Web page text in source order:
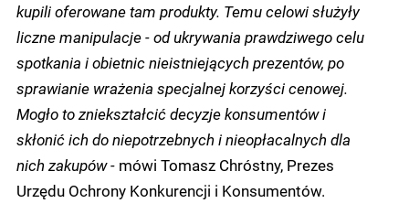
kupili oferowane tam produkty. Temu celowi służyły
liczne manipulacje - od ukrywania prawdziwego celu
spotkania i obietnic nieistniejących prezentów, po
sprawianie wrażenia specjalnej korzyści cenowej.
Mogło to zniekształcić decyzje konsumentów i
skłonić ich do niepotrzebnych i nieopłacalnych dla
nich zakupów - mówi Tomasz Chróstny, Prezes
Urzędu Ochrony Konkurencji i Konsumentów.